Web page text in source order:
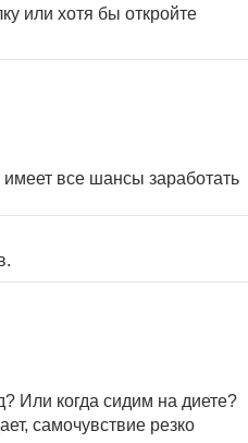
или хотя бы откройте
все шансы заработать
Или когда сидим на диете?
самочувствие резко